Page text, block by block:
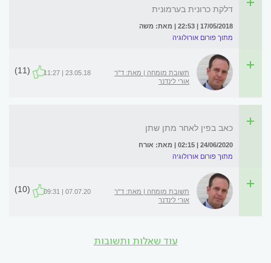
דלקת כרונית בערמונית
17/05/2018 | 22:53 | מאת: משה
מתוך פורום אורולוגיה
תשובת מומחה | מאת: ד"ר
אורי לינדנר
23.05.18 | 11:27
(11)
כאב בפין לאחר מתן שתן
24/06/2020 | 02:15 | מאת: אורח
מתוך פורום אורולוגיה
תשובת מומחה | מאת: ד"ר
אורי לינדנר
07.07.20 | 09:31
(10)
עוד שאלות ותשובות